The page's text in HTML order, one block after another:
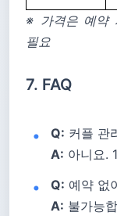
※ 가격은 예약
필요
7. FAQ
Q: 커플 관
A: 아니요.
Q: 예약 없
A: 불가능